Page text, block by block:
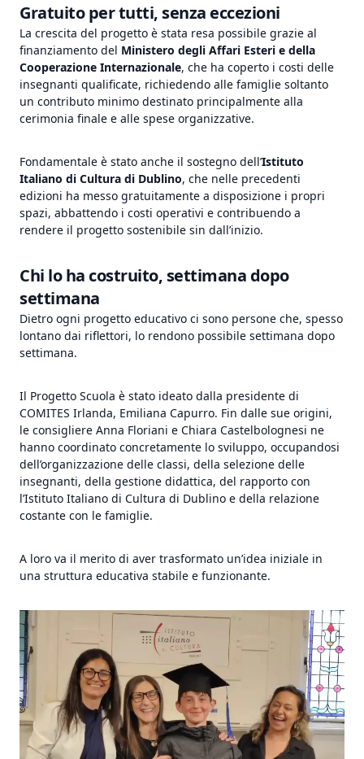
Gratuito per tutti, senza eccezioni
La crescita del progetto è stata resa possibile grazie al
finanziamento del Ministero degli Affari Esteri e della
Cooperazione Internazionale, che ha coperto i costi delle
insegnanti qualificate, richiedendo alle famiglie soltanto
un contributo minimo destinato principalmente alla
cerimonia finale e alle spese organizzative.
Fondamentale è stato anche il sostegno dell’Istituto
Italiano di Cultura di Dublino, che nelle precedenti
edizioni ha messo gratuitamente a disposizione i propri
spazi, abbattendo i costi operativi e contribuendo a
rendere il progetto sostenibile sin dall’inizio.
Chi lo ha costruito, settimana dopo
settimana
Dietro ogni progetto educativo ci sono persone che, spesso
lontano dai riflettori, lo rendono possibile settimana dopo
settimana.
Il Progetto Scuola è stato ideato dalla presidente di
COMITES Irlanda, Emiliana Capurro. Fin dalle sue origini,
le consigliere Anna Floriani e Chiara Castelbolognesi ne
hanno coordinato concretamente lo sviluppo, occupandosi
dell’organizzazione delle classi, della selezione delle
insegnanti, della gestione didattica, del rapporto con
l’Istituto Italiano di Cultura di Dublino e della relazione
costante con le famiglie.
A loro va il merito di aver trasformato un’idea iniziale in
una struttura educativa stabile e funzionante.